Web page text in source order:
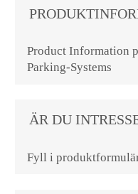
Product Information
Parking-Systems
ÄR DU
Fyll i